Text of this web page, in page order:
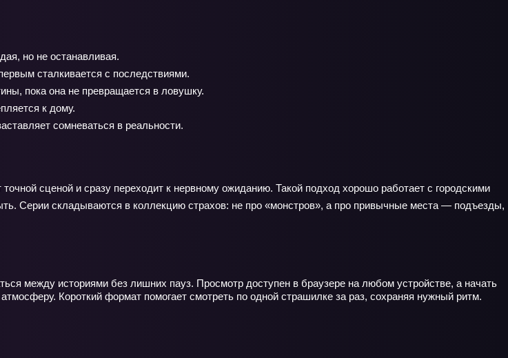
но не останавливая.
сталкивается с последствиями.
пока она не превращается в ловушку.
к дому.
сомневаться в реальности.
сценой и сразу переходит к нервному ожиданию. Такой подход хорошо работает с городскими
Серии складываются в коллекцию страхов: не про «монстров», а про привычные места — подъезды,
между историями без лишних пауз. Просмотр доступен в браузере на любом устройстве, а начать
Короткий формат помогает смотреть по одной страшилке за раз, сохраняя нужный ритм.